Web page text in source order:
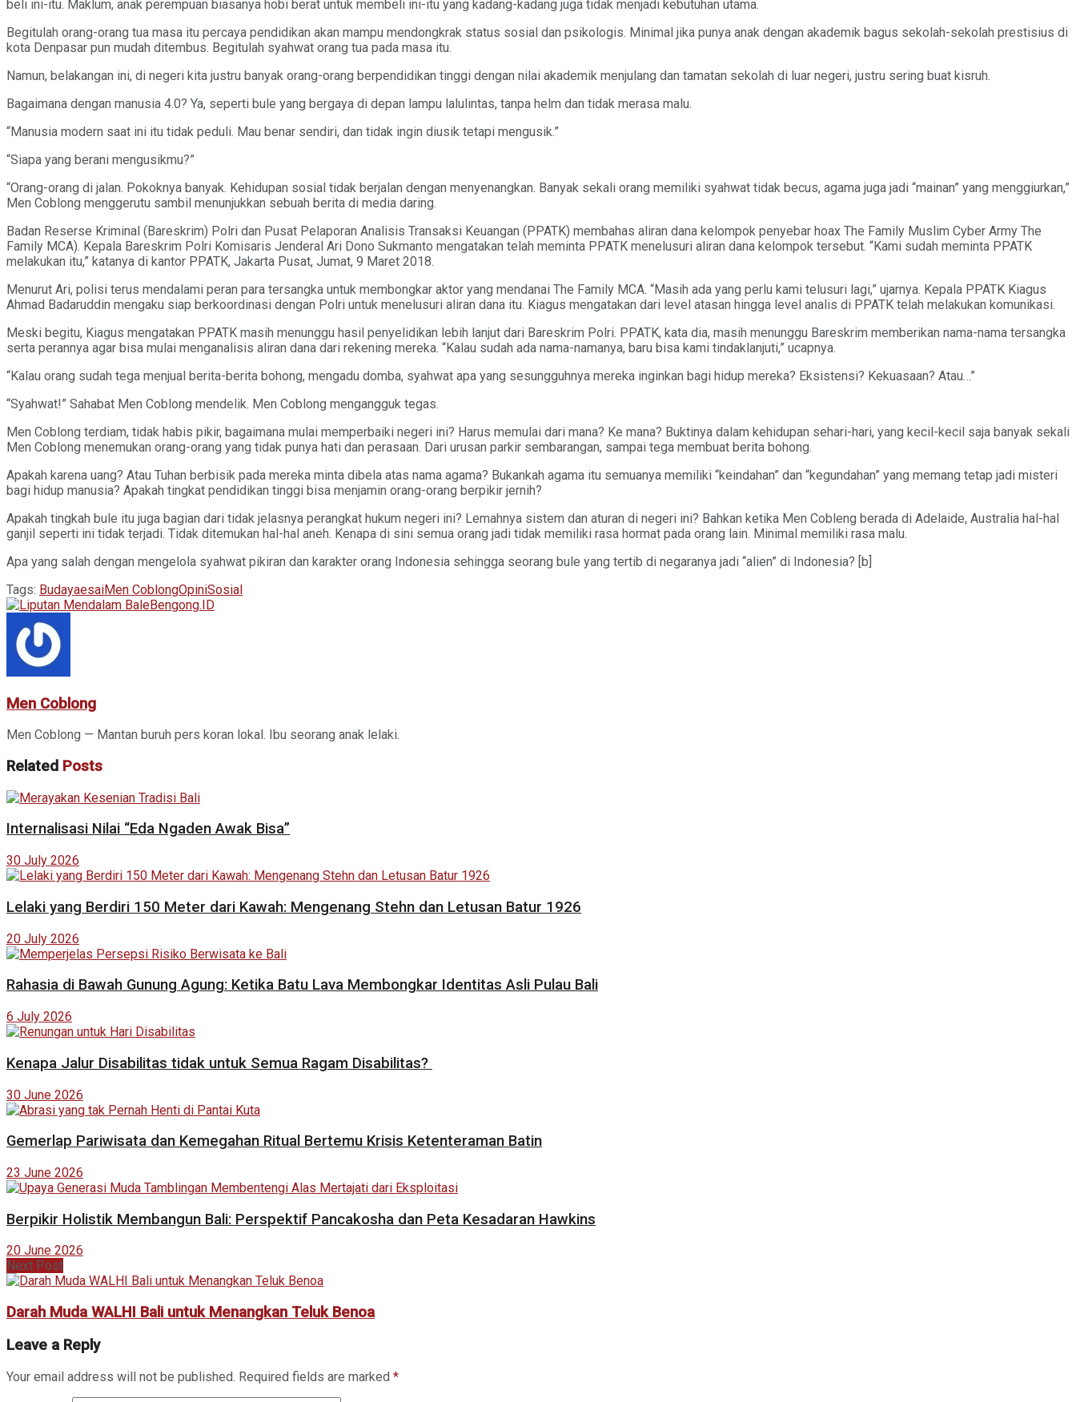
beli ini-itu. Maklum, anak perempuan biasanya hobi berat untuk membeli ini-itu yang kadang-kadang juga tidak menjadi kebutuhan utama.
Begitulah orang-orang tua masa itu percaya pendidikan akan mampu mendongkrak status sosial dan psikologis. Minimal jika punya anak dengan akademik bagus sekolah-sekolah prestisius di
kota Denpasar pun mudah ditembus. Begitulah syahwat orang tua pada masa itu.
Namun, belakangan ini, di negeri kita justru banyak orang-orang berpendidikan tinggi dengan nilai akademik menjulang dan tamatan sekolah di luar negeri, justru sering buat kisruh.
Bagaimana dengan manusia 4.0? Ya, seperti bule yang bergaya di depan lampu lalulintas, tanpa helm dan tidak merasa malu.
“Manusia modern saat ini itu tidak peduli. Mau benar sendiri, dan tidak ingin diusik tetapi mengusik.”
“Siapa yang berani mengusikmu?”
“Orang-orang di jalan. Pokoknya banyak. Kehidupan sosial tidak berjalan dengan menyenangkan. Banyak sekali orang memiliki syahwat tidak becus, agama juga jadi “mainan” yang menggiurkan,”
Men Coblong menggerutu sambil menunjukkan sebuah berita di media daring.
Badan Reserse Kriminal (Bareskrim) Polri dan Pusat Pelaporan Analisis Transaksi Keuangan (PPATK) membahas aliran dana kelompok penyebar hoax The Family Muslim Cyber Army The
Family MCA). Kepala Bareskrim Polri Komisaris Jenderal Ari Dono Sukmanto mengatakan telah meminta PPATK menelusuri aliran dana kelompok tersebut. “Kami sudah meminta PPATK
melakukan itu,” katanya di kantor PPATK, Jakarta Pusat, Jumat, 9 Maret 2018.
Menurut Ari, polisi terus mendalami peran para tersangka untuk membongkar aktor yang mendanai The Family MCA. “Masih ada yang perlu kami telusuri lagi,” ujarnya. Kepala PPATK Kiagus
Ahmad Badaruddin mengaku siap berkoordinasi dengan Polri untuk menelusuri aliran dana itu. Kiagus mengatakan dari level atasan hingga level analis di PPATK telah melakukan komunikasi.
Meski begitu, Kiagus mengatakan PPATK masih menunggu hasil penyelidikan lebih lanjut dari Bareskrim Polri. PPATK, kata dia, masih menunggu Bareskrim memberikan nama-nama tersangka
serta perannya agar bisa mulai menganalisis aliran dana dari rekening mereka. “Kalau sudah ada nama-namanya, baru bisa kami tindaklanjuti,” ucapnya.
“Kalau orang sudah tega menjual berita-berita bohong, mengadu domba, syahwat apa yang sesungguhnya mereka inginkan bagi hidup mereka? Eksistensi? Kekuasaan? Atau…”
“Syahwat!” Sahabat Men Coblong mendelik. Men Coblong mengangguk tegas.
Men Coblong terdiam, tidak habis pikir, bagaimana mulai memperbaiki negeri ini? Harus memulai dari mana? Ke mana? Buktinya dalam kehidupan sehari-hari, yang kecil-kecil saja banyak sekali
Men Coblong menemukan orang-orang yang tidak punya hati dan perasaan. Dari urusan parkir sembarangan, sampai tega membuat berita bohong.
Apakah karena uang? Atau Tuhan berbisik pada mereka minta dibela atas nama agama? Bukankah agama itu semuanya memiliki “keindahan” dan “kegundahan” yang memang tetap jadi misteri
bagi hidup manusia? Apakah tingkat pendidikan tinggi bisa menjamin orang-orang berpikir jernih?
Apakah tingkah bule itu juga bagian dari tidak jelasnya perangkat hukum negeri ini? Lemahnya sistem dan aturan di negeri ini? Bahkan ketika Men Cobleng berada di Adelaide, Australia hal-hal
ganjil seperti ini tidak terjadi. Tidak ditemukan hal-hal aneh. Kenapa di sini semua orang jadi tidak memiliki rasa hormat pada orang lain. Minimal memiliki rasa malu.
Apa yang salah dengan mengelola syahwat pikiran dan karakter orang Indonesia sehingga seorang bule yang tertib di negaranya jadi “alien” di Indonesia? [b]
Tags: BudayaesaiMen CoblongOpiniSosial
Men Coblong
Men Coblong — Mantan buruh pers koran lokal. Ibu seorang anak lelaki.
Related Posts
Internalisasi Nilai “Eda Ngaden Awak Bisa”
30 July 2026
Lelaki yang Berdiri 150 Meter dari Kawah: Mengenang Stehn dan Letusan Batur 1926
20 July 2026
Rahasia di Bawah Gunung Agung: Ketika Batu Lava Membongkar Identitas Asli Pulau Bali
6 July 2026
Kenapa Jalur Disabilitas tidak untuk Semua Ragam Disabilitas?
30 June 2026
Gemerlap Pariwisata dan Kemegahan Ritual Bertemu Krisis Ketenteraman Batin
23 June 2026
Berpikir Holistik Membangun Bali: Perspektif Pancakosha dan Peta Kesadaran Hawkins
20 June 2026
Next Post
Darah Muda WALHI Bali untuk Menangkan Teluk Benoa
Leave a Reply
Your email address will not be published. Required fields are marked *